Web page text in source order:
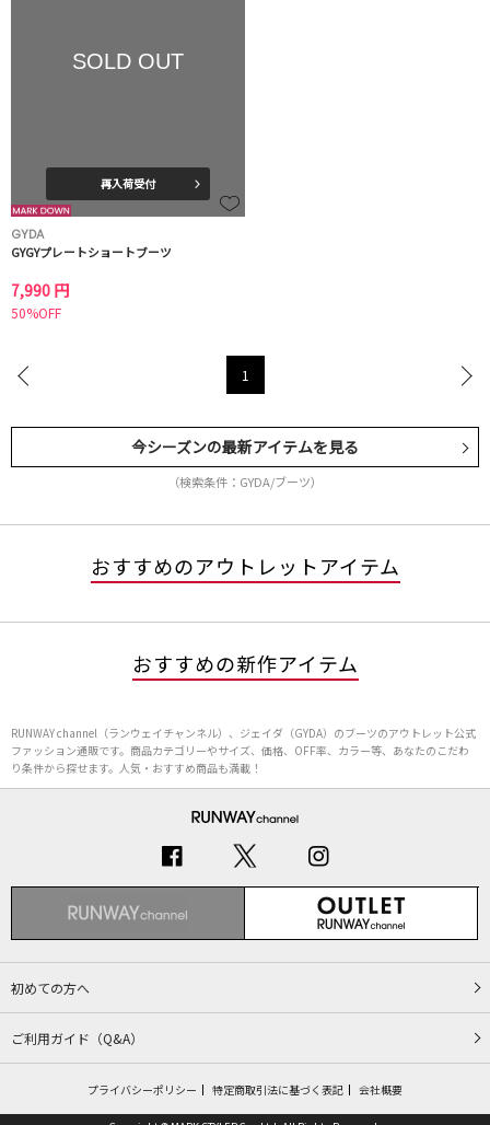
SOLD OUT
再入荷受付
GYDA
GYGYプレートショートブーツ
7,990 円
50%OFF
1
今シーズンの最新アイテムを見る
（検索条件：GYDA/ブーツ）
おすすめのアウトレットアイテム
おすすめの新作アイテム
RUNWAY channel（ランウェイチャンネル）、ジェイダ（GYDA）のブーツのアウトレット公式
ファッション通販です。商品カテゴリーやサイズ、価格、OFF率、カラー等、あなたのこだわ
り条件から探せます。人気・おすすめ商品も満載！
初めての方へ
ご利用ガイド（Q&A）
プライバシーポリシー 特定商取引法に基づく表記 会社概要